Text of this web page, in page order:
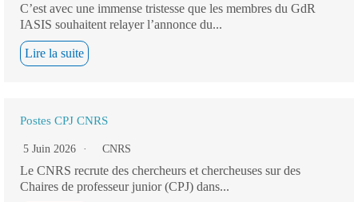
C’est avec une immense tristesse que les membres du GdR
IASIS souhaitent relayer l’annonce du...
Lire la suite
Postes CPJ CNRS
5 Juin 2026 CNRS
Le CNRS recrute des chercheurs et chercheuses sur des
Chaires de professeur junior (CPJ) dans...